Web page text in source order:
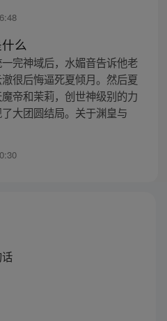
么
完神域后，水媚音告诉他老
很后悔逼死夏倾月。然后夏
帝和茉莉，创世神级别的力
大团圆结局。关于渊皇与